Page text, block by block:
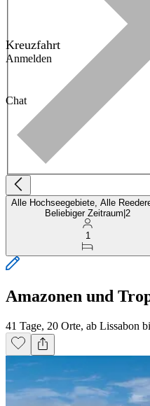
Kreuzfahrt
Anmelden
Chat
Alle Hochseegebiete, Alle
Beliebiger Zeitraum 2
1
Amazonen und
41 Tage, 20 Orte, ab Lissabon